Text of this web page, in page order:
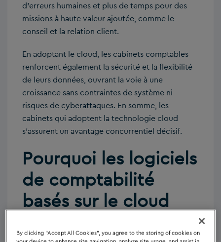
d’erreurs humaines et plus de temps pour des
missions à haute valeur ajoutée, comme le
conseil et la relation client.
En adoptant le cloud, les cabinets comptables
renforcent également la sécurité et la flexibilité
de leurs données, ouvrant la voie à une
croissance sans contraintes de système ni
risques de cyberattaques. En somme, les
cabinets qui adoptent la technologie cloud
s’assurent un avantage concurrentiel décisif.
Pourquoi les logiciels
de comptabilité
basés sur le cloud
By clicking “Accept All Cookies”, you agree to the storing of cookies on